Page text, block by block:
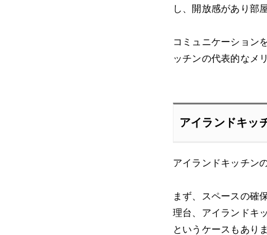
し、開放感があり部
コミュニケーション
ッチンの代表的なメ
アイランドキッ
アイランドキッチン
まず、スペースの確
理台、アイランドキ
というケースもあり